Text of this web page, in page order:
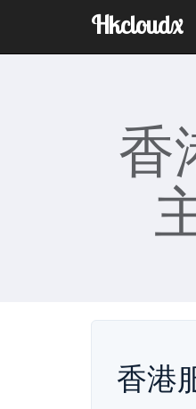
Hkcloudx
香
香港